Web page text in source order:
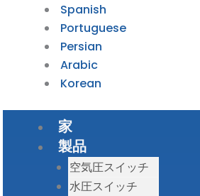
Spanish
Portuguese
Persian
Arabic
Korean
家
製品
空気圧スイッチ
水圧スイッチ